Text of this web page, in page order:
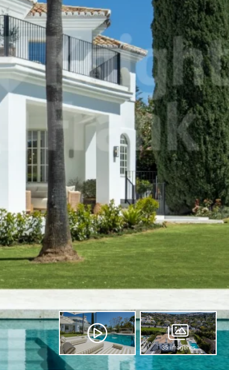
35 imágenes